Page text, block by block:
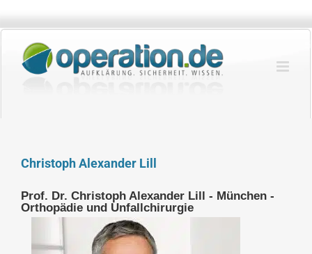
springen
Christoph Alexander Lill
Prof. Dr. Christoph Alexander Lill - München -
Orthopädie und Unfallchirurgie